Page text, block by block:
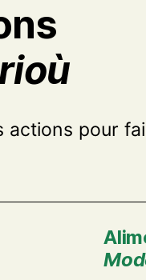
actions pour